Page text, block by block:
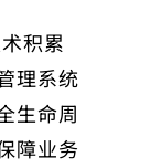
积累
理系统
生命周
障业务